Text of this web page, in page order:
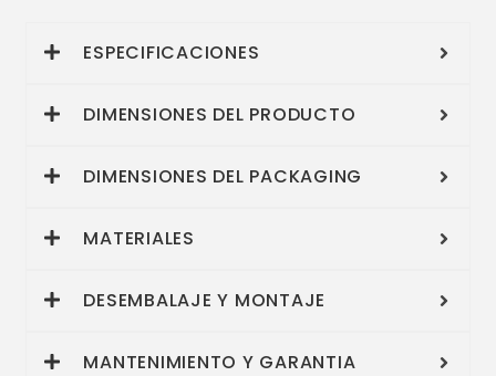
ESPECIFICACIONES
DIMENSIONES DEL PRODUCTO
DIMENSIONES DEL PACKAGING
MATERIALES
DESEMBALAJE Y MONTAJE
MANTENIMIENTO Y GARANTIA